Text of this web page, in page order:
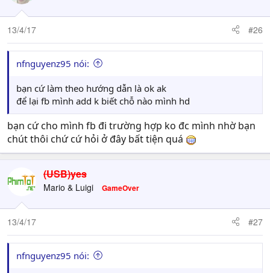
i
o
n
s
:
13/4/17 #26
nfnguyenz95 nói:
bạn cứ làm theo hướng dẫn là ok ak
để lại fb mình add k biết chỗ nào mình hd
bạn cứ cho mình fb đi trường hợp ko đc mình nhờ bạn
chút thôi chứ cứ hỏi ở đây bất tiện quá
(USB)yes
Mario & Luigi GameOver
13/4/17 #27
nfnguyenz95 nói: